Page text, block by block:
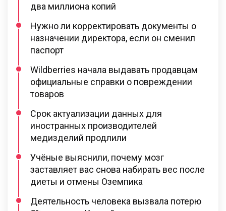
два миллиона копий
Нужно ли корректировать документы о
назначении директора, если он сменил
паспорт
Wildberries начала выдавать продавцам
официальные справки о повреждении
товаров
Срок актуализации данных для
иностранных производителей
медизделий продлили
Учёные выяснили, почему мозг
заставляет вас снова набирать вес после
диеты и отмены Оземпика
Деятельность человека вызвала потерю